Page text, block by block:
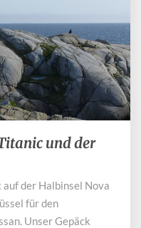
und der
der Halbinsel Nova
für den
Unser Gepäck